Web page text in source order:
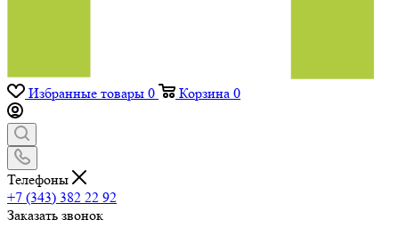
Избранные товары 0 Корзина 0
Телефоны
+7 (343) 382 22 92
Заказать звонок